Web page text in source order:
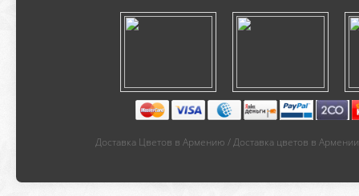
Доставка Цветов в Армению / Доставка цветов в